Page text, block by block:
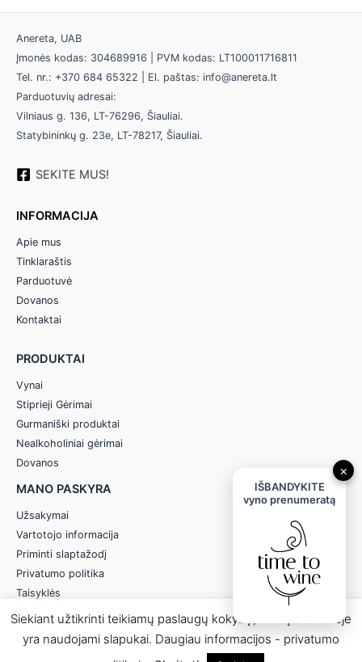
Anereta, UAB
Įmonės kodas: 304689916 | PVM kodas: LT100011716811
Tel. nr.: +370 684 65322 | El. paštas: info@anereta.lt
Parduotuvių adresai:
Vilniaus g. 136, LT-76296, Šiauliai.
Statybininkų g. 23e, LT-78217, Šiauliai.
SEKITE MUS!
INFORMACIJA
Apie mus
Tinklaraštis
Parduotuvė
Dovanos
Kontaktai
PRODUKTAI
Vynai
Stiprieji Gėrimai
Gurmaniški produktai
Nealkoholiniai gėrimai
Dovanos
MANO PASKYRA
Užsakymai
Vartotojo informacija
Priminti slaptažodį
Privatumo politika
Taisyklės
© 2026 Anereta - Skonio Namai
Siekiant užtikrinti teikiamų paslaugų kokybę, mūsų svetainėje
yra naudojami slapukai. Daugiau informacijos - privatumo
×
IŠBANDYKITE
vyno prenumeratą